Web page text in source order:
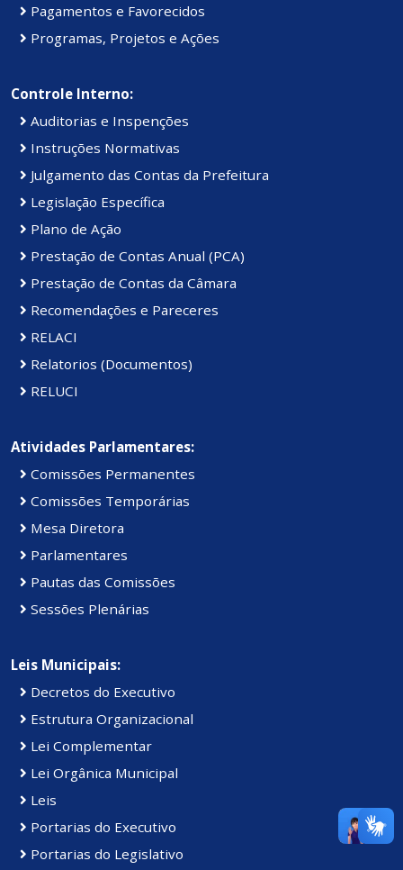
Pagamentos e Favorecidos
Programas, Projetos e Ações
Controle Interno:
Auditorias e Inspenções
Instruções Normativas
Julgamento das Contas da Prefeitura
Legislação Específica
Plano de Ação
Prestação de Contas Anual (PCA)
Prestação de Contas da Câmara
Recomendações e Pareceres
RELACI
Relatorios (Documentos)
RELUCI
Atividades Parlamentares:
Comissões Permanentes
Comissões Temporárias
Mesa Diretora
Parlamentares
Pautas das Comissões
Sessões Plenárias
Leis Municipais:
Decretos do Executivo
Estrutura Organizacional
Lei Complementar
Lei Orgânica Municipal
Leis
Portarias do Executivo
Portarias do Legislativo